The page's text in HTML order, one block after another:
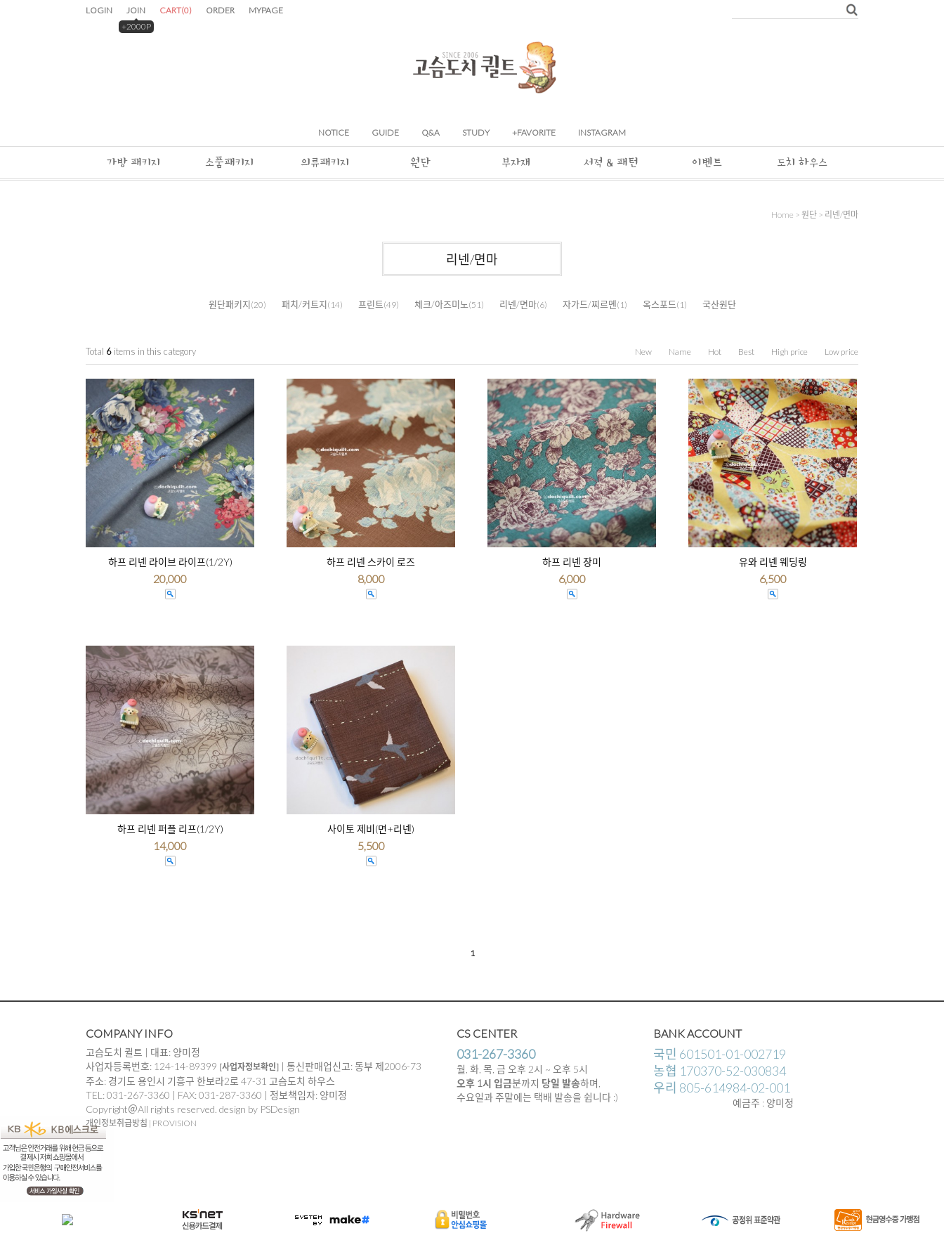
LOGIN
JOIN
+2000P
CART(0) ORDER MYPAGE
NOTICE GUIDE Q&A STUDY +FAVORITE INSTAGRAM
가방 패키지 소품패키지 의류패키지 원단 부자재 서적 & 패턴 이벤트 도치 하우스
Home > 원단 > 리넨/면마
리넨/면마
원단패키지 (20) 패치/커트지 (14) 프린트(49) 체크/아즈미노(51) 리넨/면마(6) 자가드/찌르멘 (1) 옥스포드(1) 국산원단
Total 6 items in this category New Name Hot Best High price Low price
하프 리넨 라이브 라이프(1/2Y)
20,000
하프 리넨 스카이 로즈
8,000
하프 리넨 장미
6,000
유와 리넨 웨딩링
6,500
하프 리넨 퍼플 리프(1/2Y)
14,000
사이토 제비(면+리넨)
5,500
1
COMPANY INFO
고슴도치 퀼트 | 대표: 양미정
사업자등록번호: 124-14-89399 [사업자정보확인] | 통신판매업신고: 동부 제2006-73
주소: 경기도 용인시 기흥구 한보라2로 47-31 고슴도치 하우스
TEL: 031-267-3360 | FAX: 031-287-3360 | 정보책임자: 양미정
Copyright＠All rights reserved. design by PSDesign
CS CENTER
031-267-3360
월, 화, 목, 금 오후 2시 ~ 오후 5시
오후 1시 입금분까지 당일 발송하며,
수요일과 주말에는 택배 발송을 쉽니다 :)
BANK ACCOUNT
국민 601501-01-002719
농협 170370-52-030834
우리 805-614984-02-001
예금주 : 양미정
개인정보취급방침 | PROVISION